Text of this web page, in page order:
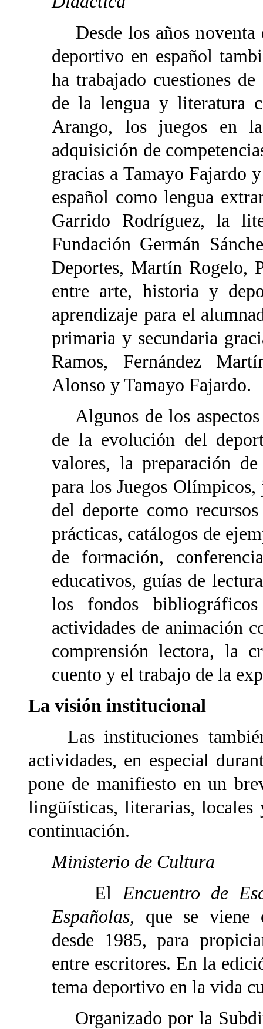
Desde los años
deportivo en español
ha trabajado cuestiones
de la lengua y literatura
Arango, los juegos en
adquisición de
gracias a Tamayo Fajardo
español como lengua
Garrido Rodríguez, la
Fundación Germán
Deportes, Martín Rogelo,
entre arte, historia y
aprendizaje para el
primaria y secundaria
Ramos, Fernández
Alonso y Tamayo Fajardo.
Algunos de los aspectos
de la evolución del
valores, la preparación
para los Juegos
del deporte como
prácticas, catálogos de
de formación,
educativos, guías de
los fondos
actividades de animación
comprensión lectora, la
cuento y el trabajo de la
La visión institucional
Las instituciones
actividades, en especial
pone de manifiesto en un
lingüísticas, literarias,
continuación.
Ministerio de Cultura
ElEncuentro de
Españolas, que se viene
desde 1985, para
entre escritores. En la
tema deportivo en la vida
Organizado por la